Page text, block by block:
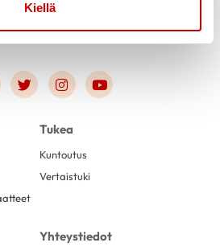
Kiellä
to facebook
Link to twitter
Link to instagram
Link to youtube
Tukea
Kuntoutus
Vertaistuki
Yhteystiedot